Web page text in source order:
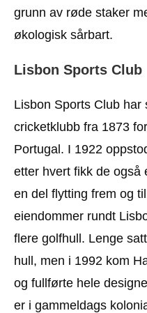
grunn av røde staker
økologisk sårbart.
Lisbon Sports Club
Lisbon Sports Club har
cricketklubb fra 1873
Portugal. I 1922
etter hvert fikk de også
en del flytting frem og
eiendommer rundt
flere golfhull. Lenge
hull, men i 1992 kom
og fullførte hele
er i gammeldags